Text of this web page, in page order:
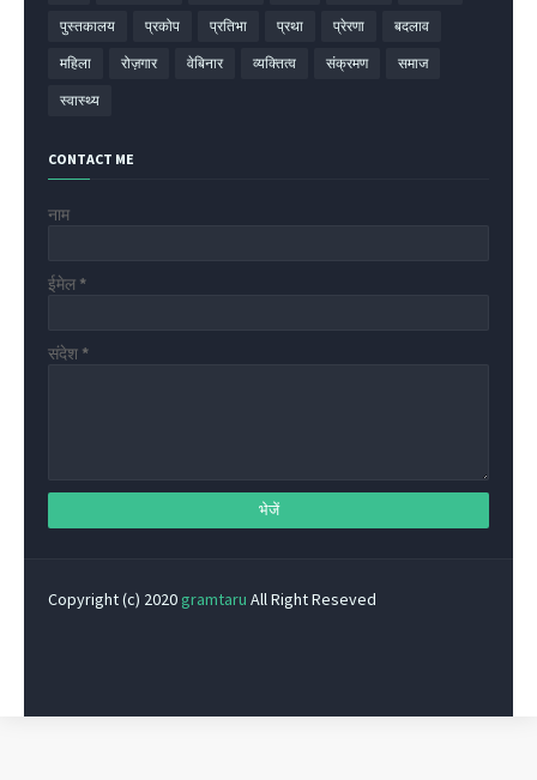
पुस्तकालय प्रकोप प्रतिभा प्रथा प्रेरणा बदलाव
महिला रोज़गार वेबिनार व्यक्तित्व संक्रमण समाज
स्वास्थ्य
CONTACT ME
नाम
ईमेल *
संदेश *
Copyright (c) 2020 gramtaru All Right Reseved